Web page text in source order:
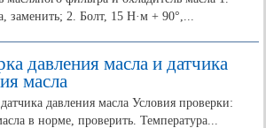
заменить; 2. Болт, 15 Н·м + 90°,...
давления масла и датчика
масла
давления масла Условия проверки:
в норме, проверить. Температура...